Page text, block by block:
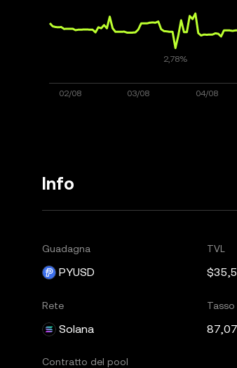
Info
Guadagna
PYUSD
TVL
Rete
Solana
Contratto del pool